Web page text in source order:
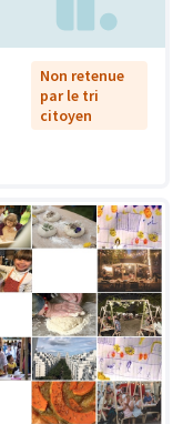
Non retenue
par le tri
citoyen